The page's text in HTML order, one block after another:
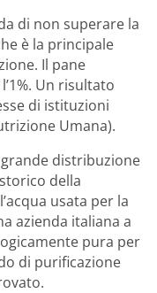
di non superare la
è la principale
Il pane
Un risultato
di istituzioni
Umana).
distribuzione
della
usata per la
azienda italiana a
pura per
di purificazione